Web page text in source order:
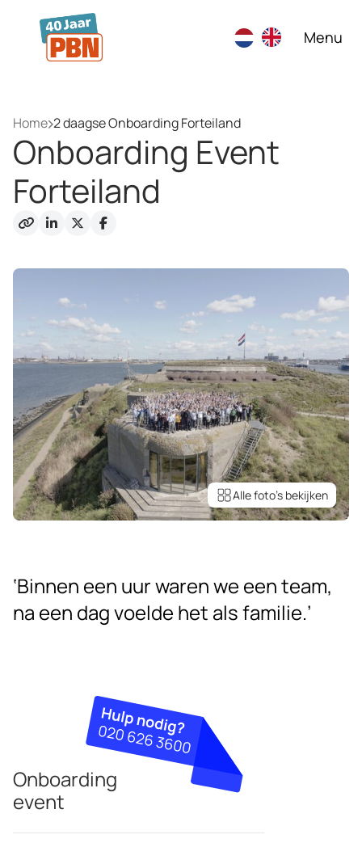
Ga naar hoofdinhoud
Menu
Home 2 daagse Onboarding Forteiland
Onboarding Event
Forteiland
Alle foto’s bekijken
‘Binnen een uur waren we een team,
na een dag voelde het als familie.’
Onboarding
event